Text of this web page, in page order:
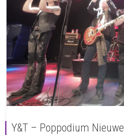
Y&T – Poppodium